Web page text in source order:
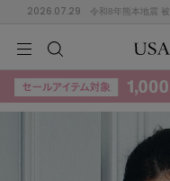
2026.07.29 令和8年熊本地震
検索
KIDSBABYBEAUTYLIFE
(715)
KIDSBABYBEAUTYLIFE